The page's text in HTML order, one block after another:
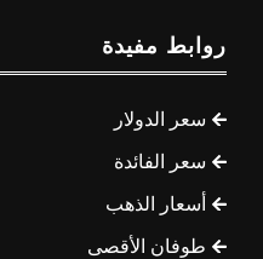
روابط مفيدة
سعر الدولار
سعر الفائدة
أسعار الذهب
طوفان الأقصى